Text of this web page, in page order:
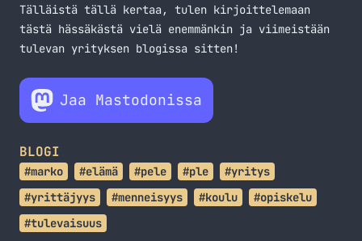
Tälläistä tällä kertaa, tulen kirjoittelemaan
tästä hässäkästä vielä enemmänkin ja viimeistään
tulevan yrityksen blogissa sitten!
Jaa Mastodonissa
BLOGI
#marko #elämä #pele #ple
#yritys
#yrittäjyys
#menneisyys #koulu
#opiskelu
#tulevaisuus